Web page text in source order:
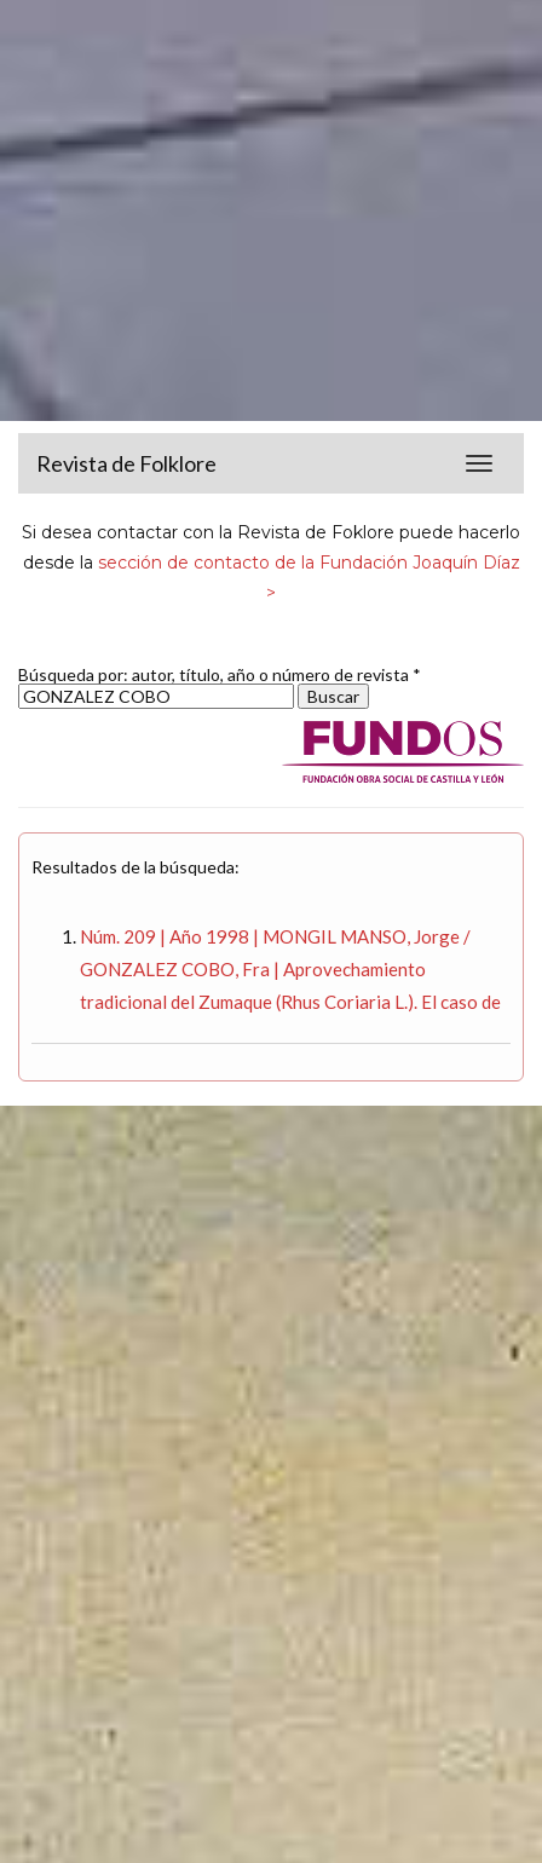
Toggle
Revista de Folklore
Si desea contactar con la Revista de Foklore puede hacerlo
desde la sección de contacto de la Fundación Joaquín Díaz
>
Búsqueda por: autor, título, año o número de revista *
Resultados de la búsqueda:
Núm. 209 | Año 1998 | MONGIL MANSO, Jorge /
GONZALEZ COBO, Fra | Aprovechamiento
tradicional del Zumaque (Rhus Coriaria L.). El caso de